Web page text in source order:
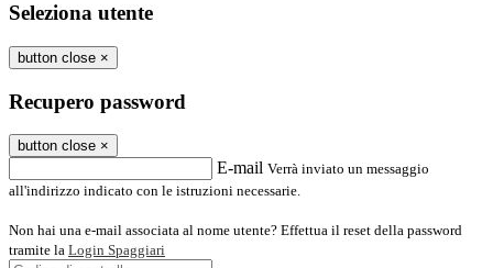
Seleziona utente
button close ×
Recupero password
button close ×
E-mail Verrà inviato un messaggio
all'indirizzo indicato con le istruzioni necessarie.
Non hai una e-mail associata al nome utente? Effettua il reset della password
tramite la Login Spaggiari